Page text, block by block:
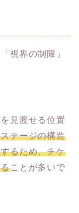
視界の制限」
見渡せる位置
テージの構造
るため、チケ
ことが多いで